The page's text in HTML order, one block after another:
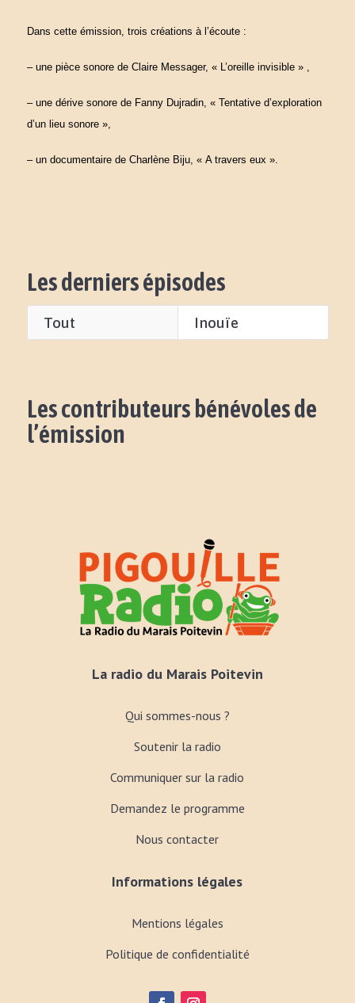
Dans cette émission, trois créations à l’écoute :
– une pièce sonore de Claire Messager, « L’oreille invisible » ,
– une dérive sonore de Fanny Dujradin, « Tentative d’exploration
d’un lieu sonore »,
– un documentaire de Charlène Biju, « A travers eux ».
Les derniers épisodes
Tout Inouïe
Les contributeurs bénévoles de
l’émission
La radio du Marais Poitevin
Qui sommes-nous ?
Soutenir la radio
Communiquer sur la radio
Demandez le programme
Nous contacter
Informations légales
Mentions légales
Politique de confidentialité